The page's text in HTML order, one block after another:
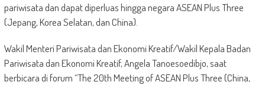
pariwisata dan dapat diperluas hingga negara ASEAN Plus Three
(Jepang, Korea Selatan, dan China).
Wakil Menteri Pariwisata dan Ekonomi Kreatif/Wakil Kepala Badan
Pariwisata dan Ekonomi Kreatif, Angela Tanoesoedibjo, saat
berbicara di forum “The 20th Meeting of ASEAN Plus Three (China,